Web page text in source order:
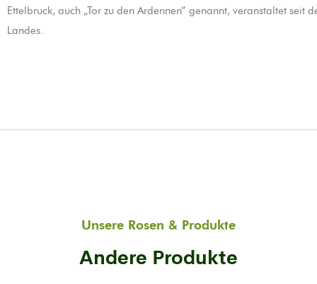
Ettelbruck, auch „Tor zu den Ardennen” genannt, veranstaltet
Landes.
Unsere Rosen & Produkte
Andere Produkte